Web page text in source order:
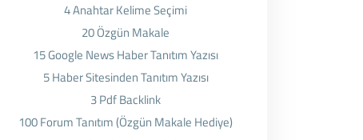
4 Anahtar Kelime Seçimi
20 Özgün Makale
15 Google News Haber Tanıtım Yazısı
5 Haber Sitesinden Tanıtım Yazısı
3 Pdf Backlink
100 Forum Tanıtım (Özgün Makale Hediye)